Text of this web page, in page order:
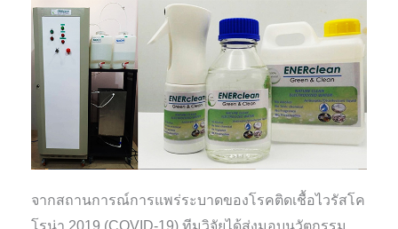
จากสถานการณ์การแพร่ระบาดของโรคติดเชื้อไวรัสโค
โรน่า 2019 (COVID-19) ทีมวิจัยได้ส่งมอบนวัตกรรม